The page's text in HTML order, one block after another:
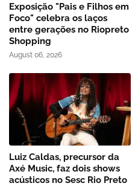
Exposição "Pais e Filhos em
Foco" celebra os laços
entre gerações no Riopreto
Shopping
August 06, 2026
Luiz Caldas, precursor da
Axé Music, faz dois shows
acústicos no Sesc Rio Preto